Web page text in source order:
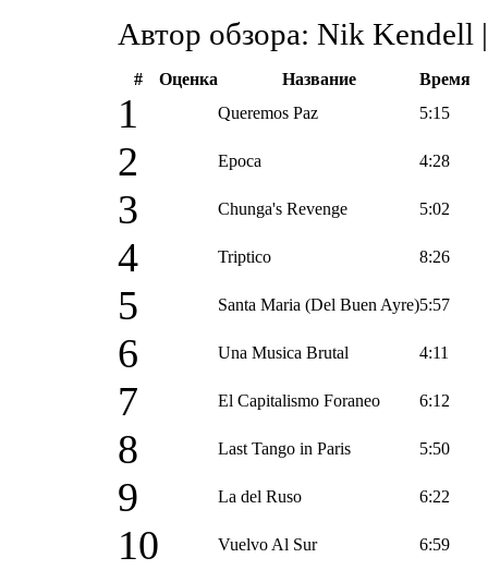
Автор обзора: Nik Kendell
# Оценка Название Время
1 Queremos Paz 5:15
2 Epoca 4:28
3 Chunga's Revenge 5:02
4 Triptico 8:26
5 Santa Maria (Del Buen Ayre)5:57
6 Una Musica Brutal 4:11
7 El Capitalismo Foraneo 6:12
8 Last Tango in Paris 5:50
9 La del Ruso 6:22
10 Vuelvo Al Sur 6:59